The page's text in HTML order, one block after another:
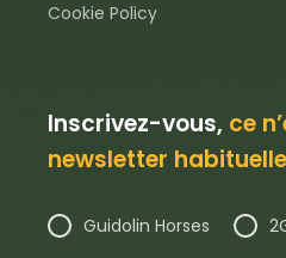
Cookie Policy
Inscrivez-vous, ce
newsletter habituelle
Guidolin Horses